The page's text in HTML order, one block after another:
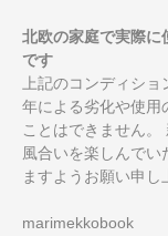
北欧の家庭で実際に
です
上記のコンディシ
年による劣化や使用
ことはできません
風合いを楽しんで
ますようお願い申し
marimekkobook